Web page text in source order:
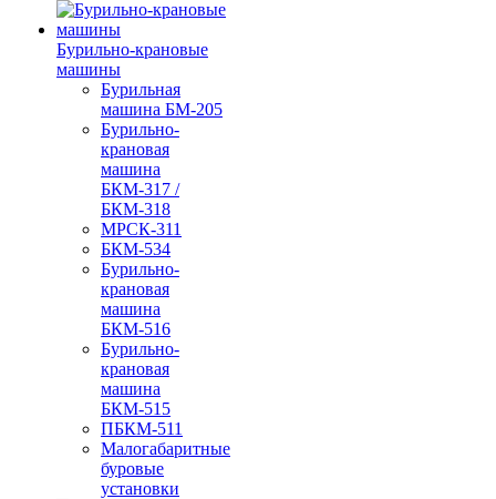
Бурильно-крановые
машины
Бурильная
машина БМ-205
Бурильно-
крановая
машина
БКМ-317 /
БКМ-318
МРСК-311
БКМ-534
Бурильно-
крановая
машина
БКМ-516
Бурильно-
крановая
машина
БКМ-515
ПБКМ-511
Малогабаритные
буровые
установки